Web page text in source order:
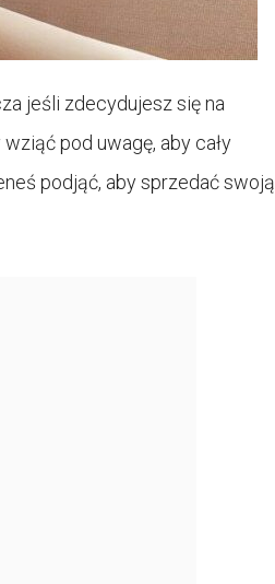
jeśli zdecydujesz się na
pod uwagę, aby cały
podjąć, aby sprzedać swoją